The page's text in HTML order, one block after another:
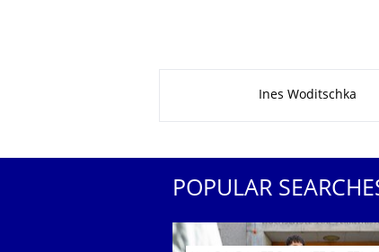
Ines Woditschka
POPULAR